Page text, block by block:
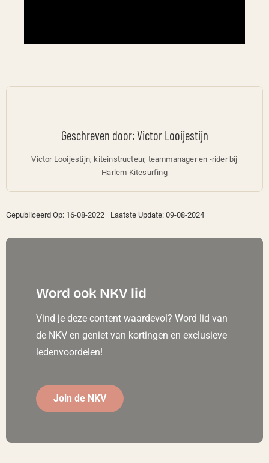
Geschreven door: Victor Looijestijn
Victor Looijestijn, kiteinstructeur, teammanager en -rider bij
Harlem Kitesurfing
Gepubliceerd Op: 16-08-2022 Laatste Update: 09-08-2024
Word ook NKV lid
Vind je deze content waardevol? Word lid van
de NKV en geniet van kortingen en exclusieve
ledenvoordelen!
Join de NKV